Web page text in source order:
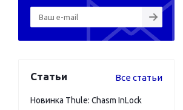
Статьи Все статьи
Новинка Thule: Chasm InLock